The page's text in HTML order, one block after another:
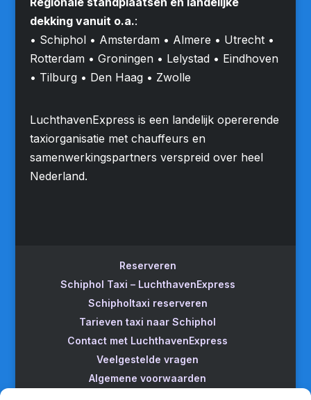
dekking vanuit o.a.:
• Schiphol • Amsterdam • Almere • Utrecht •
Rotterdam • Groningen • Lelystad • Eindhoven
• Tilburg • Den Haag • Zwolle
LuchthavenExpress is een landelijk opererende
taxiorganisatie met chauffeurs en
samenwerkingspartners verspreid over heel
Nederland.
Reserveren
Schiphol Taxi – LuchthavenExpress
Schipholtaxi reserveren
Tarieven taxi naar Schiphol
Contact met LuchthavenExpress
Veelgestelde vragen
Algemene voorwaarden